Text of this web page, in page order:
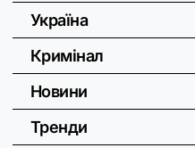
Україна
Кримінал
Новини
Тренди